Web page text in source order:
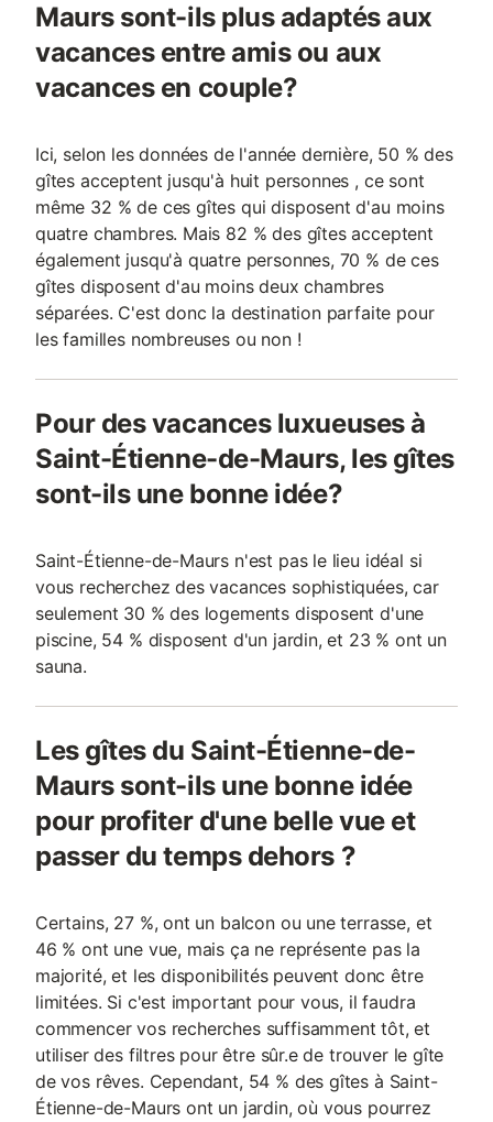
Maurs sont-ils plus adaptés aux
vacances entre amis ou aux
vacances en couple?
Ici, selon les données de l'année dernière, 50 % des
gîtes acceptent jusqu'à huit personnes , ce sont
même 32 % de ces gîtes qui disposent d'au moins
quatre chambres. Mais 82 % des gîtes acceptent
également jusqu'à quatre personnes, 70 % de ces
gîtes disposent d'au moins deux chambres
séparées. C'est donc la destination parfaite pour
les familles nombreuses ou non !
Pour des vacances luxueuses à
Saint-Étienne-de-Maurs, les gîtes
sont-ils une bonne idée?
Saint-Étienne-de-Maurs n'est pas le lieu idéal si
vous recherchez des vacances sophistiquées, car
seulement 30 % des logements disposent d'une
piscine, 54 % disposent d'un jardin, et 23 % ont un
sauna.
Les gîtes du Saint-Étienne-de-
Maurs sont-ils une bonne idée
pour profiter d'une belle vue et
passer du temps dehors ?
Certains, 27 %, ont un balcon ou une terrasse, et
46 % ont une vue, mais ça ne représente pas la
majorité, et les disponibilités peuvent donc être
limitées. Si c'est important pour vous, il faudra
commencer vos recherches suffisamment tôt, et
utiliser des filtres pour être sûr.e de trouver le gîte
de vos rêves. Cependant, 54 % des gîtes à Saint-
Étienne-de-Maurs ont un jardin, où vous pourrez